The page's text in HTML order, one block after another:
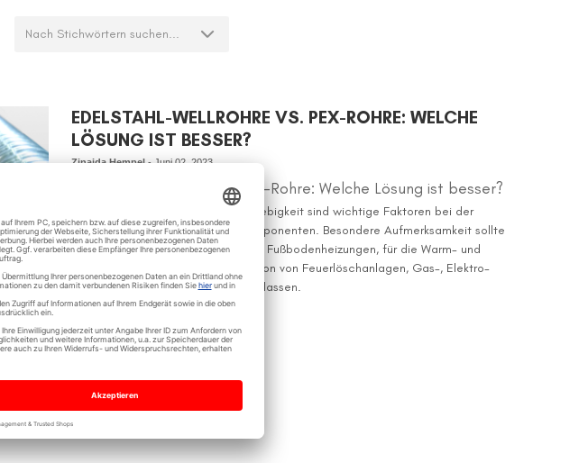
EDELSTAHL-WELLROHRE VS. PEX-ROHRE: WELCHE
LÖSUNG IST BESSER?
Zinaida Hempel- Juni 02, 2023
Edelstahl-Wellrohre vs. PEX-Rohre: Welche Lösung ist besser?
Qualität, Zuverlässigkeit und Langlebigkeit sind wichtige Faktoren bei der
Auswahl der zu installierenden Komponenten. Besondere Aufmerksamkeit sollte
man beider Auswahl von Rohren für Fußbodenheizungen, für die Warm- und
Kaltwasserversorgung, die Installation von Feuerlöschanlagen, Gas-, Elektro-
und Kommunikationsnetzen walten lassen.
Read more